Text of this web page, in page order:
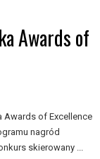
Awards of
Awards of Excellence
nagród
skierowany ...